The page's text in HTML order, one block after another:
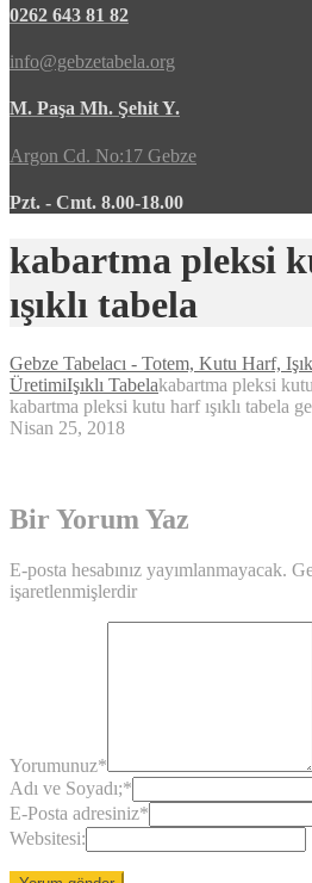
0262 643 81 82
info@gebzetabela.org
M. Paşa Mh. Şehit Y.
Argon Cd. No:17 Gebze
Pzt. - Cmt. 8.00-18.00
kabartma pleksi
ışıklı tabela
Gebze Tabelacı - Totem, Kutu Harf,
ÜretimiIşıklı Tabelakabartma pleksi kutu
kabartma pleksi kutu harf ışıklı tabela
Nisan 25, 2018
Bir Yorum Yaz
E-posta hesabınız yayımlanmayacak.
işaretlenmişlerdir
Yorumunuz*
Adı ve Soyadı;*
E-Posta adresiniz*
Websitesi: